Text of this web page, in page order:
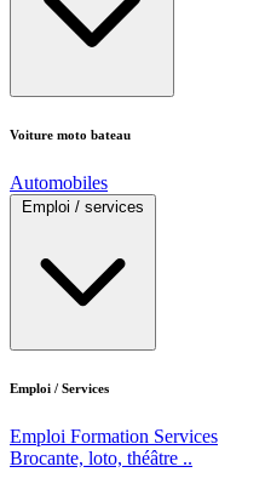
Voiture moto bateau
Automobiles
Emploi / services
Emploi / Services
Emploi Formation Services
Brocante, loto, théâtre ..